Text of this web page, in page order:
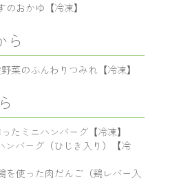
おかゆ【冷凍】
ら
菜のふんわりつみれ【冷凍】
たミニハンバーグ【冷凍】
ンバーグ（ひじき入り）【冷
を使った肉だんご（鶏レバー入